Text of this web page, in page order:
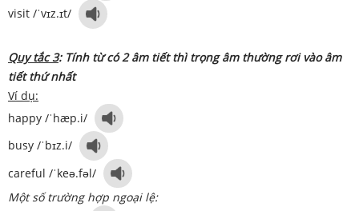
visit /ˈvɪz.ɪt/
Quy tắc 3: Tính từ có 2 âm tiết thì trọng âm thường rơi vào âm
tiết thứ nhất
Ví dụ:
happy /ˈhæp.i/
busy /ˈbɪz.i/
careful /ˈkeə.fəl/
Một số trường hợp ngoại lệ: